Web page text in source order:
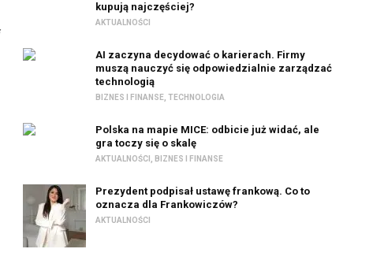
kupują najczęściej?
AKTUALNOŚCI
AI zaczyna decydować o karierach. Firmy
muszą nauczyć się odpowiedzialnie zarządzać
technologią
BIZNES I FINANSE ,TECHNOLOGIA
Polska na mapie MICE: odbicie już widać, ale
gra toczy się o skalę
AKTUALNOŚCI BIZNES I FINANSE
Prezydent podpisał ustawę frankową. Co to
oznacza dla Frankowiczów?
AKTUALNOŚCI